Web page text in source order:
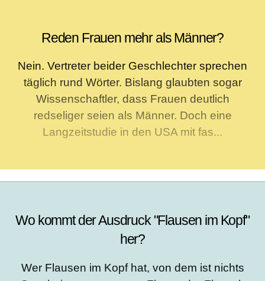
Reden Frauen mehr als Männer?
Nein. Vertreter beider Geschlechter sprechen
täglich rund Wörter. Bislang glaubten sogar
Wissenschaftler, dass Frauen deutlich
redseliger seien als Männer. Doch eine
Langzeitstudie in den USA mit fas...
Wo kommt der Ausdruck "Flausen im Kopf"
her?
Wer Flausen im Kopf hat, von dem ist nichts